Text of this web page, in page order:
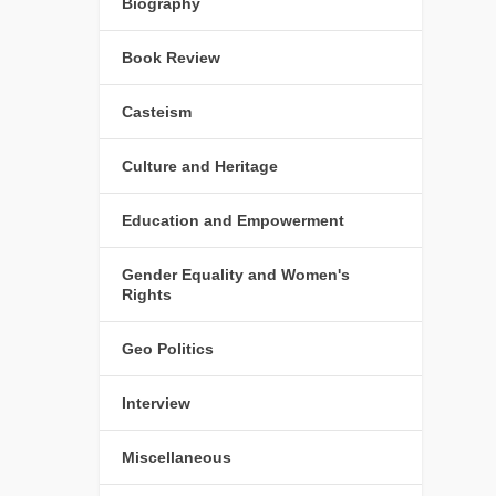
Book Review
Casteism
Culture and Heritage
Education and Empowerment
Gender Equality and Women's
Rights
Geo Politics
Interview
Miscellaneous